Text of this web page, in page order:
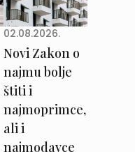
02.08.2026.
Novi Zakon o
najmu bolje
štiti i
najmoprimce,
ali i
najmodavce